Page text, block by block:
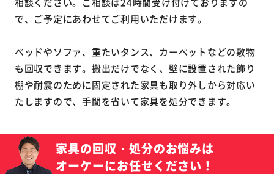
で、ご予定にあわせてご利用いただけます。
ベッドやソファ、重たいタンス、カーペットなどの敷物
も回収できます。搬出だけでなく、壁に設置された飾り
棚や耐震のために固定された家具も取り外しから対応い
たしますので、手間を省いて家具を処分できます。
家具の回収・処分のお悩みは
オーケーにお任せください！